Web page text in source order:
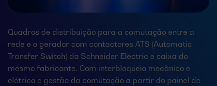
Quadros de distribuição para a comutação entre a
rede e o gerador com contactores ATS (Automatic
Transfer Switch) da Schneider Electric e caixa do
mesmo fabricante. Com interbloqueio mecânico e
elétrico e gestão da comutação a partir do painel de